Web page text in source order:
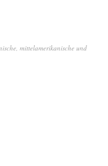
, mittelamerikanische und